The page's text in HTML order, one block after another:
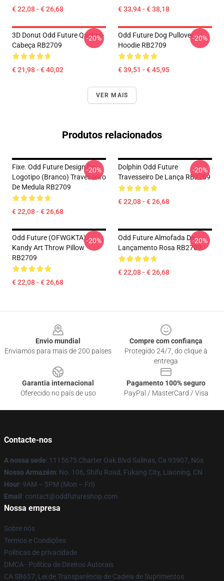
€ 22,08 - € 26,68 € 33,94 - € 38,18
3D Donut Odd Future Quebra-
Cabeça RB2709
€ 21,98 - € 40,02
-20%
Odd Future Dog Pullover
Hoodie RB2709
€ 39,51 - € 45,95
-20%
VER MAIS
Produtos relacionados
Fixe. Odd Future Design De
Logotipo (branco) Travesseiro
De Medula RB2709
€ 22,08 - € 26,68
-20%
Dolphin Odd Future
Travesseiro De Lança RB2709
€ 22,08 - € 26,68
-20%
Odd Future (OFWGKTA) -
Kandy Art Throw Pillow
RB2709
€ 22,08 - € 26,68
-20%
Odd Future Almofada De
Lançamento Rosa RB2709
€ 22,08 - € 26,68
-20%
Envio mundial
Enviamos para mais de 200 países
Compre com confiança
Protegido 24/7, do clique à
entrega
Garantia internacional
Oferecido no país de uso
Pagamento 100% seguro
PayPal / MasterCard / Visa
Contacte-nos
A nossa sede: 1115675 Charter Oak Blvd Salinas, Ca 93907, Nós
Nosso Armazém: No. 106, Shifu Road, Fukang City, Liaoning, CN
Hour: 9AM – 5PM (Mon – Fri)
Email : contact@oddfutureshop.com
Nossa empresa
Sobre nós
Termos e Condições
Políticas de privacidade
DMCA - Política de Direitos Autorais
CA SB657: Lei de Transparência de Cadeia de Suprimentos